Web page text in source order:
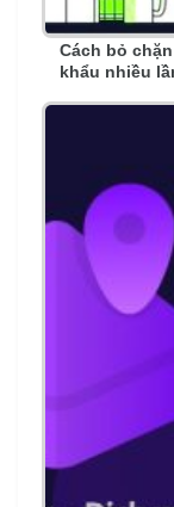
Cách bỏ
khẩu nhiều